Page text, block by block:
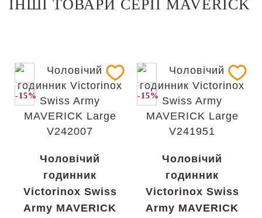
ІНШІ ТОВАРИ СЕРІЇ MAVERICK
-15%
Чоловічий
годинник
Victorinox Swiss
Army MAVERICK
-15%
Чоловічий
годинник
Victorinox Swiss
Army MAVERICK